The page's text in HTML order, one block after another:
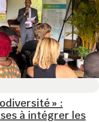
» :
à intégrer les